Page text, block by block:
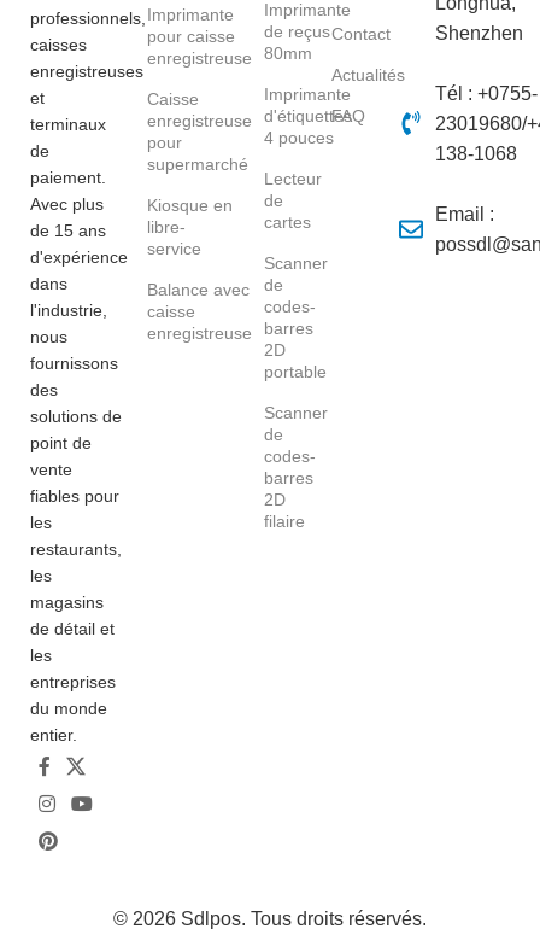
professionnels,
caisses
enregistreuses
et
terminaux
de
paiement.
Avec plus
de 15 ans
d'expérience
dans
l'industrie,
nous
fournissons
des
solutions de
point de
vente
fiables pour
les
restaurants,
les
magasins
de détail et
les
entreprises
du monde
entier.
Imprimante
pour caisse
enregistreuse
Caisse
enregistreuse
pour
supermarché
Kiosque en
libre-
service
Balance avec
caisse
enregistreuse
Imprimante
de reçus
80mm
Imprimante
d'étiquettes
4 pouces
Lecteur
de
cartes
Scanner
de
codes-
barres
2D
portable
Scanner
de
codes-
barres
2D
filaire
Contact
Actualités
FAQ
Shenzhen
Tél : +0755-
23019680/
138-1068
Email :
© 2026 Sdlpos. Tous droits réservés.